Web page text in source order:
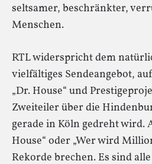
seltsamer, beschränkter,
Menschen.
RTL widerspricht dem
vielfältiges Sendeangebot,
„Dr. House“ und
Zweiteiler über die
gerade in Köln gedreht wird.
House“ oder „Wer wird
Rekorde brechen. Es sind